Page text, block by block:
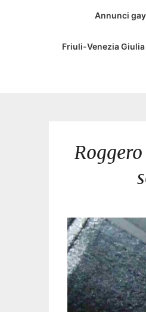
Annunci
Friuli-Venezia Giulia